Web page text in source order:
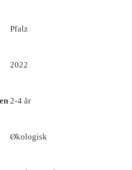
Pfalz
2022
2-4 år
Økologisk